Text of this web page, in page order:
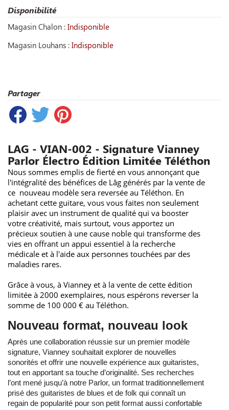
Disponibilité
Magasin Chalon : Indisponible
Magasin Louhans : Indisponible
Partager
LAG - VIAN-002 - Signature Vianney
Parlor Électro Édition Limitée Téléthon
Nous sommes emplis de fierté en vous annonçant que
l'intégralité des bénéfices de Lâg générés par la vente de
ce nouveau modèle sera reversée au Téléthon. En
achetant cette guitare, vous vous faites non seulement
plaisir avec un instrument de qualité qui va booster
votre créativité, mais surtout, vous apportez un
précieux soutien à une cause noble qui transforme des
vies en offrant un appui essentiel à la recherche
médicale et à l'aide aux personnes touchées par des
maladies rares.
Grâce à vous, à Vianney et à la vente de cette édition
limitée à 2000 exemplaires, nous espérons reverser la
somme de 100 000 € au Téléthon.
Nouveau format, nouveau look
Après une collaboration réussie sur un premier modèle
signature, Vianney souhaitait explorer de nouvelles
sonorités et offrir une nouvelle expérience aux guitaristes,
tout en apportant sa touche d’originalité. Ses recherches
l’ont mené jusqu’à notre Parlor, un format traditionnellement
prisé des guitaristes de blues et de folk qui connaît un
regain de popularité pour son petit format aussi confortable